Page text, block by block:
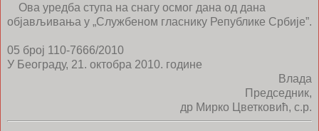
Ова уредба ступа на снагу осмог дана од дана
објављивања у „Службеном гласнику Републике Србије”.
05 број 110-7666/2010
У Београду, 21. октобра 2010. године
Влада
Председник,
др Мирко Цветковић, с.р.